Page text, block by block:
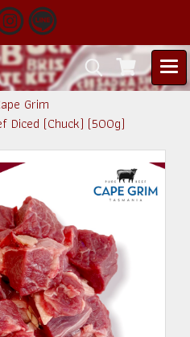
Grim
Diced (Chuck) (500g)